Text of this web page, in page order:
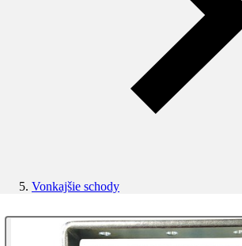
Vonkajšie schody